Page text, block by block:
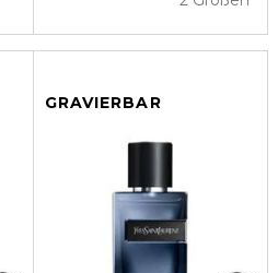
GRAVIERBAR